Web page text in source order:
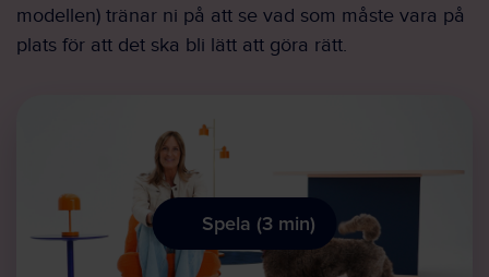
modellen) tränar ni på att se vad som måste vara på
plats för att det ska bli lätt att göra rätt.
Spela (3 min)